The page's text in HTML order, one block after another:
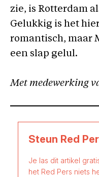
zie, is Rotterdam
Gelukkig is het
romantisch, maar
een slap gelul.
Met medewerking
Steun Red
Je las dit artikel
het Red Pers niets